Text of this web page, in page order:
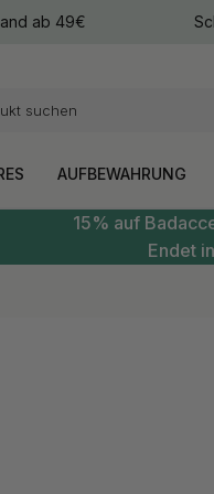
ab 49€
AUFBEWAHRUNG
15% auf
Endet